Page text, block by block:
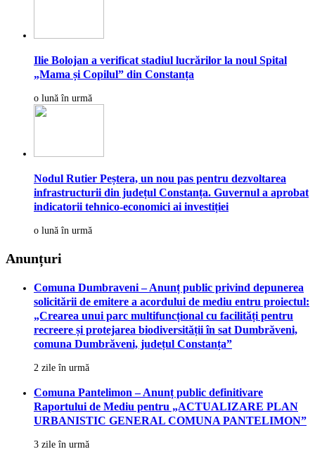
Ilie Bolojan a verificat stadiul lucrărilor la noul Spital
„Mama și Copilul” din Constanța
o lună în urmă
Nodul Rutier Peștera, un nou pas pentru dezvoltarea
infrastructurii din județul Constanța. Guvernul a aprobat
indicatorii tehnico-economici ai investiției
o lună în urmă
Anunțuri
Comuna Dumbraveni – Anunț public privind depunerea
solicitării de emitere a acordului de mediu entru proiectul:
„Crearea unui parc multifuncțional cu facilități pentru
recreere și protejarea biodiversității în sat Dumbrăveni,
comuna Dumbrăveni, județul Constanța”
2 zile în urmă
Comuna Pantelimon – Anunț public definitivare
Raportului de Mediu pentru „ACTUALIZARE PLAN
URBANISTIC GENERAL COMUNA PANTELIMON”
3 zile în urmă